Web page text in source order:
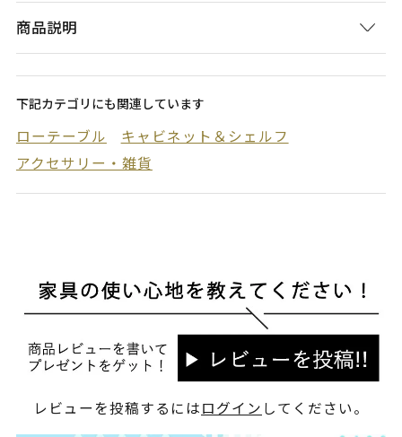
商品説明
下記カテゴリにも関連しています
ローテーブル
キャビネット＆シェルフ
アクセサリー・雑貨
レビューを投稿するにはログイン してください。